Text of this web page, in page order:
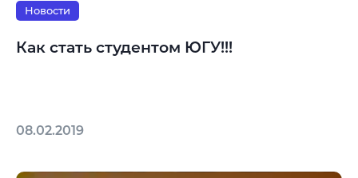
Новости
Как стать студентом ЮГУ!!!
08.02.2019